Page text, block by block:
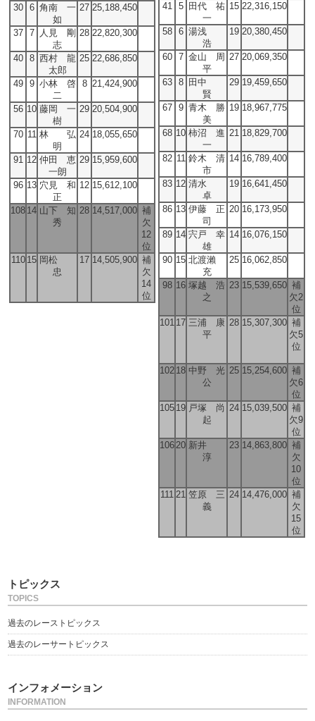
30 6 角南 一
如
27 25,188,450
37 7
人見 剛
志
28 22,820,300
40 8 西村 龍
太郎
25 22,686,850
49 9 小林 啓
二
8 21,424,900
56 10 藤岡 一
樹
29 20,504,900
70 11 林 弘
明
24 18,055,650
91 12 仲田 恵
一朗
29 15,959,600
96 13 穴見 和
正
12 15,612,100
108 14 山下 知
秀
28 14,517,000 補
欠
12
位
110 15 岡松
忠
17 14,505,900 補
欠
14
位
41 5
田代 祐
一
15 22,316,150
58 6 湯浅
浩
19 20,380,450
60 7 金山 周
平
27 20,069,350
63 8
田中
賢
29 19,459,650
67 9 青木 勝
美
19 18,967,775
68 10 柿沼 進
一
21 18,829,700
82 11 鈴木 清
市
14 16,789,400
83 12 清水
卓
19 16,641,450
86 13 伊藤 正
司
20 16,173,950
89 14 宍戸 幸
雄
14 16,076,150
90 15 北渡瀨
充
25 16,062,850
98 16 塚越 浩
之
23 15,539,650 補
欠2
位
101 17 三浦 康
平
28 15,307,300 補
欠5
位
102 18 中野 光
公
25 15,254,600 補
欠6
位
105 19 戸塚 尚
起
24 15,039,500 補
欠9
位
10620 新井
淳
23 14,863,800 補
欠
10
位
111 21 笠原 三
義
24 14,476,000 補
欠
15
位
トピックス
TOPICS
過去のレーストピックス
過去のレーサートピックス
インフォメーション
INFORMATION